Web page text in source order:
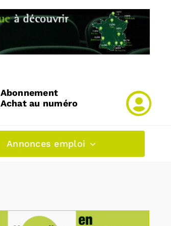
Abonnement
Achat au numéro
Annonces emploi